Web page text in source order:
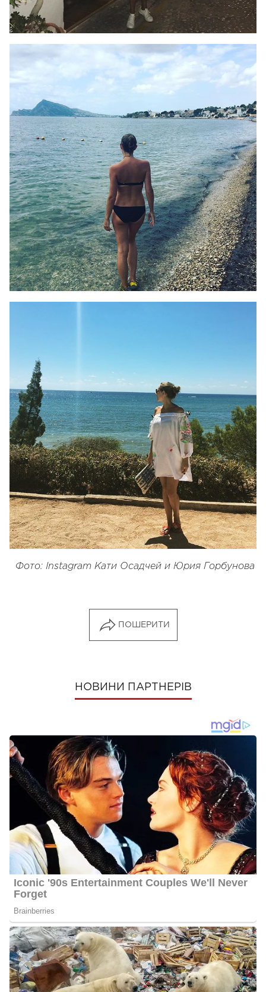
Фото: Instagram Кати Осадчей и Юрия Горбунова
ПОШЕРИТИ
НОВИНИ ПАРТНЕРІВ